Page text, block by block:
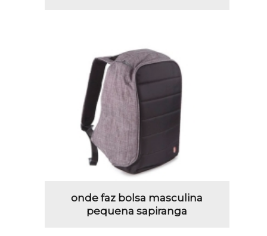
onde faz bolsa masculina
pequena sapiranga